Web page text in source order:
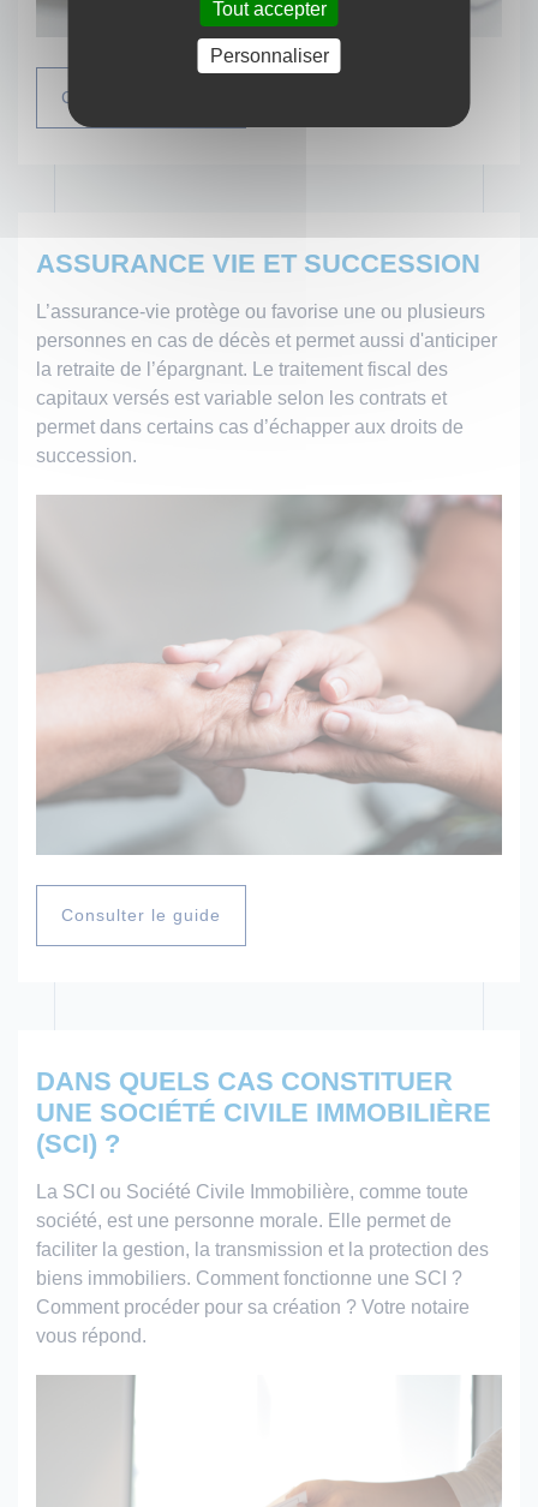
Consulter le guide
ASSURANCE VIE ET SUCCESSION
L’assurance-vie protège ou favorise une ou plusieurs
personnes en cas de décès et permet aussi d'anticiper
la retraite de l’épargnant. Le traitement fiscal des
capitaux versés est variable selon les contrats et
permet dans certains cas d’échapper aux droits de
succession.
Consulter le guide
DANS QUELS CAS CONSTITUER
UNE SOCIÉTÉ CIVILE IMMOBILIÈRE
(SCI) ?
La SCI ou Société Civile Immobilière, comme toute
société, est une personne morale. Elle permet de
faciliter la gestion, la transmission et la protection des
biens immobiliers. Comment fonctionne une SCI ?
Comment procéder pour sa création ? Votre notaire
vous répond.
Tout accepter
Personnaliser